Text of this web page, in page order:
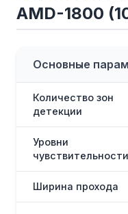
AMD-1800
Основные
Количество зон
детекции
Уровни
чувствительности
Ширина прохода